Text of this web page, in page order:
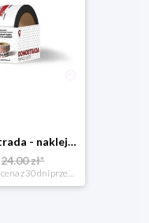
Domostrada - naklejaj ulice Zuzutoys
24.00 zł*
*najniższa cena z 30 dni przed obniżką